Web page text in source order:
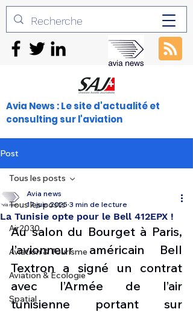
Avia News : Le site d'actualité et
consulting sur l'aviation
Post
Tous les posts
Air2030
Aviation & Tourisme
Aviation & Ecologie
Spatial
Tous les posts
La Tunisie opte pour le Bell 412EPX !
Avia news
17 juin 2025 3 min de lecture
Au salon du Bourget à Paris,
l’avionneur américain Bell
Textron a signé un contrat
avec l’Armée de l’air
tunisienne portant sur